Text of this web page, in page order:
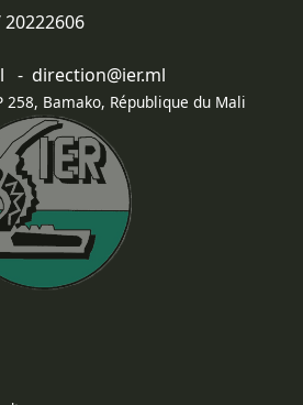
- direction@ier.ml
258, Bamako, République du Mali